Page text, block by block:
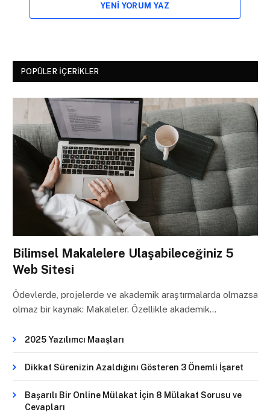
YENI YORUM YAZ
POPÜLER İÇERIKLER
Bilimsel Makalelere Ulaşabileceğiniz 5
Web Sitesi
Ödevlerde, projelerde ve akademik araştırmalarda olmazsa
olmaz bir kaynak: Makaleler. Özellikle akademik…
2025 Yazılımcı Maaşları
Dikkat Sürenizin Azaldığını Gösteren 3 Önemli İşaret
Başarılı Bir Online Mülakat İçin 8 Mülakat Sorusu ve
Cevapları